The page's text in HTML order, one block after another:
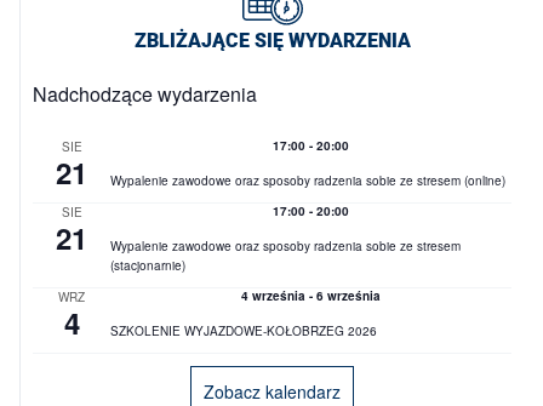
ZBLIŻAJĄCE SIĘ WYDARZENIA
Nadchodzące wydarzenia
SIE
21
17:00 - 20:00
Wypalenie zawodowe oraz sposoby radzenia sobie ze stresem (online)
SIE
21
17:00 - 20:00
Wypalenie zawodowe oraz sposoby radzenia sobie ze stresem
(stacjonarnie)
WRZ
4
4 września - 6 września
SZKOLENIE WYJAZDOWE-KOŁOBRZEG 2026
Zobacz kalendarz